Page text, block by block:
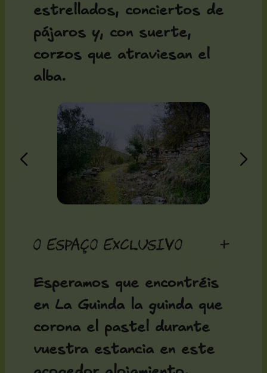
estrellados, conciertos de
pájaros y, con suerte,
corzos que atraviesan el
alba.
O espaço exclusivo +
Esperamos que encontréis
en La Guinda la guinda que
corona el pastel durante
vuestra estancia en este